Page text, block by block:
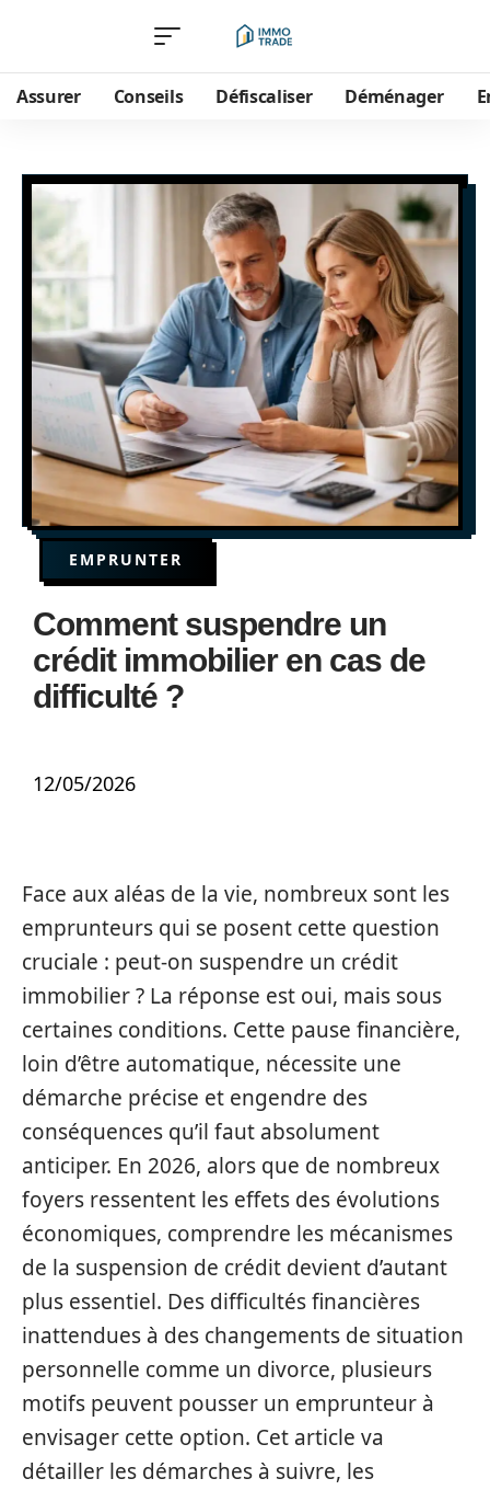
Assurer Conseils Défiscaliser Déménager
EMPRUNTER
Comment suspendre un
crédit immobilier en cas de
difficulté ?
12/05/2026
Face aux aléas de la vie, nombreux sont les
emprunteurs qui se posent cette question
cruciale : peut-on suspendre un crédit
immobilier ? La réponse est oui, mais sous
certaines conditions. Cette pause financière,
loin d’être automatique, nécessite une
démarche précise et engendre des
conséquences qu’il faut absolument
anticiper. En 2026, alors que de nombreux
foyers ressentent les effets des évolutions
économiques, comprendre les mécanismes
de la suspension de crédit devient d’autant
plus essentiel. Des difficultés financières
inattendues à des changements de situation
personnelle comme un divorce, plusieurs
motifs peuvent pousser un emprunteur à
envisager cette option. Cet article va
détailler les démarches à suivre, les